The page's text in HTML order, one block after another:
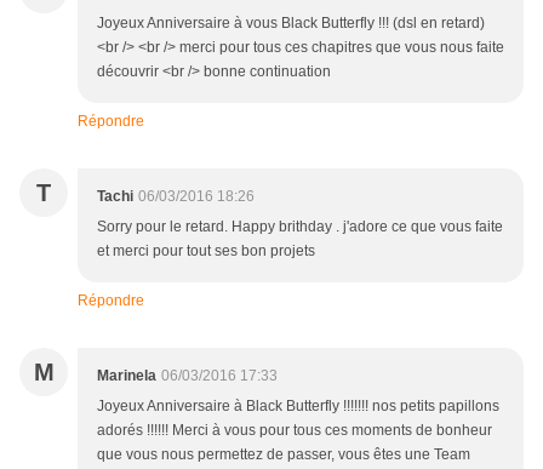
Joyeux Anniversaire à vous Black Butterfly !!! (dsl en retard)
<br /> <br /> merci pour tous ces chapitres que vous nous faite
découvrir <br /> bonne continuation
Répondre
T Tachi 06/03/2016 18:26
Sorry pour le retard. Happy brithday . j'adore ce que vous faite
et merci pour tout ses bon projets
Répondre
M Marinela 06/03/2016 17:33
Joyeux Anniversaire à Black Butterfly !!!!!!! nos petits papillons
adorés !!!!!! Merci à vous pour tous ces moments de bonheur
que vous nous permettez de passer, vous êtes une Team